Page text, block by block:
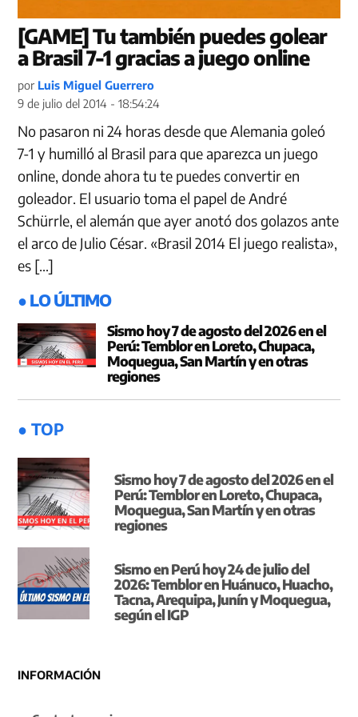
[GAME] Tu también puedes golear
a Brasil 7-1 gracias a juego online
por Luis Miguel Guerrero
9 de julio del 2014 - 18:54:24
No pasaron ni 24 horas desde que Alemania goleó
7-1 y humilló al Brasil para que aparezca un juego
online, donde ahora tu te puedes convertir en
goleador. El usuario toma el papel de André
Schürrle, el alemán que ayer anotó dos golazos ante
el arco de Julio César. «Brasil 2014 El juego realista»,
es […]
● LO ÚLTIMO
Sismo hoy 7 de agosto del 2026 en el
Perú: Temblor en Loreto, Chupaca,
Moquegua, San Martín y en otras
regiones
● TOP
Sismo hoy 7 de agosto del 2026 en el
Perú: Temblor en Loreto, Chupaca,
Moquegua, San Martín y en otras
regiones
Sismo en Perú hoy 24 de julio del
2026: Temblor en Huánuco, Huacho,
Tacna, Arequipa, Junín y Moquegua,
según el IGP
INFORMACIÓN